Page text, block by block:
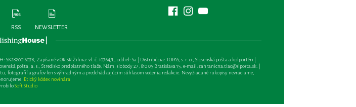
RSS NEWSLETTER
Zapísané v OR SR Žilina: vl. č. 10764/L, oddiel: Sa | Distribúcia: TOPAS, s. r. o., Slovenská pošta a kolportéri |
pošta, a. s., Stredisko predplatného tlače, Nám. slobody 27, 810 05 Bratislava 15, e-mail:zahranicna.tlac@slposta.sk. |
fotografií a grafov len s výhradným a predchádzajúcim súhlasom vedenia redakcie. Nevyžiadané rukopisy nevraciame,
Etický kódex novinára
Soft Studio